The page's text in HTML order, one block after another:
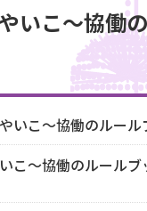
いこ～協働
いこ～協働のルール
こ～協働のルールブ